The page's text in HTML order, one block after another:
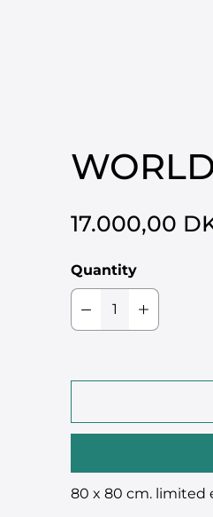
17.000,00
Quantity
80 x 80 cm. limited